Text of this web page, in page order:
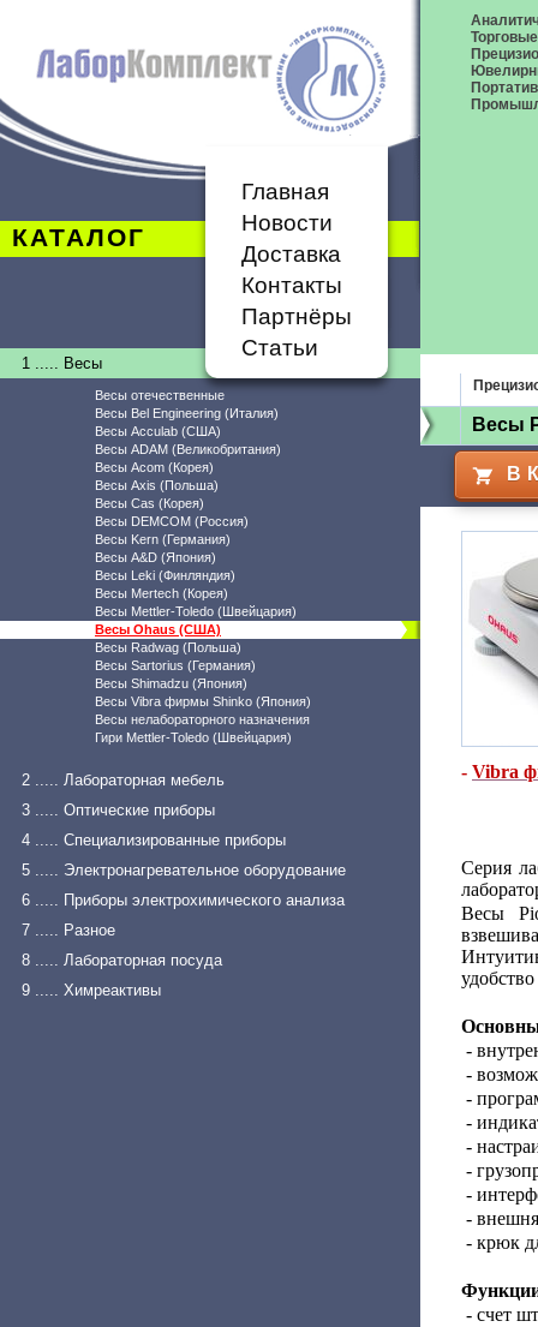
КАТАЛОГ
Главная
Новости
Доставка
Контакты
Партнёры
Статьи
1 ..... Весы
Весы отечественные
Весы Bel Engineering (Италия)
Весы Acculab (США)
Весы ADAM (Великобритания)
Весы Acom (Корея)
Весы Axis (Польша)
Весы Cas (Корея)
Весы DEMCOM (Россия)
Весы Kern (Германия)
Весы A&D (Япония)
Весы Leki (Финляндия)
Весы Mertech (Корея)
Весы Mettler-Toledo (Швейцария)
Весы Ohaus (США)
Весы Radwag (Польша)
Весы Sartorius (Германия)
Весы Shimadzu (Япония)
Весы Vibra фирмы Shinko (Япония)
Весы нелабораторного назначения
Гири Mettler-Toledo (Швейцария)
2 ..... Лабораторная мебель
3 ..... Оптические приборы
4 ..... Специализированные приборы
5 ..... Электронагревательное оборудование
6 ..... Приборы электрохимического анализа
7 ..... Разное
8 ..... Лабораторная посуда
9 ..... Химреактивы
Весы
В
- Vibra
Серия
Весы
-
-
-
-
-
-
-
-
- крюк
- счет